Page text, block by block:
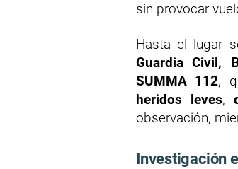
sin provocar
Hasta el lugar
Guardia Civil,
SUMMA 112,
heridos leves,
observación,
Investigación